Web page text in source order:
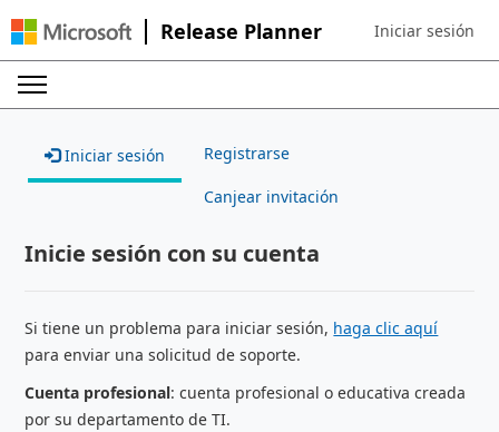
Release Planner Sign in to your
Iniciar sesión
Iniciar sesión Registrarse
Canjear invitación
Inicie sesión con su cuenta
Si tiene un problema para iniciar sesión, haga clic aquí
para enviar una solicitud de soporte.
Cuenta profesional: cuenta profesional o educativa creada
por su departamento de TI.